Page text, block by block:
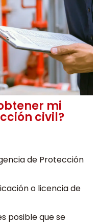
mi
civil?
de Protección
o licencia de
posible que se